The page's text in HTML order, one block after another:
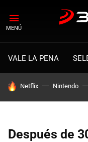
MENÚ
VALE LA PENA
HOY SE HABLA DE
Netflix Nintendo
Después de